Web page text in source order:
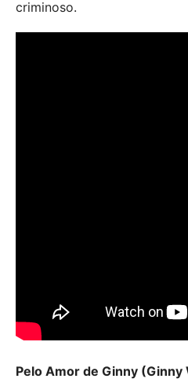
criminoso.
Pelo Amor de Ginny (Ginny